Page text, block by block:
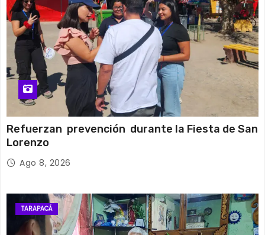
Refuerzan prevención durante la Fiesta de San
Lorenzo
Ago 8, 2026
TARAPACÁ